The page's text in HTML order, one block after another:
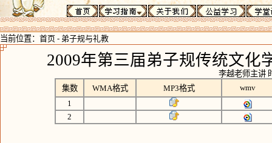
当前位置： 首页 - 弟子规与礼教
2009年第三届弟子规传统文
李越老师主讲
集数
WMA格式 MP3格式
wmv
1
2